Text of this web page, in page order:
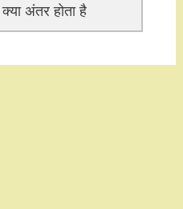
अंतर होता है